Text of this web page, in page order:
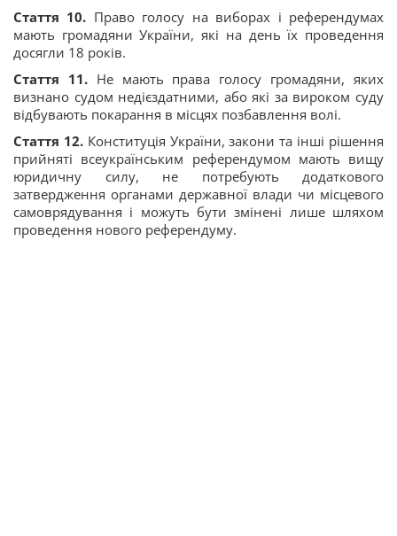
Стаття 10. Право голосу на виборах і референдумах
мають громадяни України, які на день їх проведення
досягли 18 років.
Стаття 11.Не мають права голосу громадяни, яких
визнано судом недієздатними, або які за вироком суду
відбувають покарання в місцях позбавлення волі.
Стаття 12.Конституція України, закони та інші рішення
прийняті всеукраїнським референдумом мають вищу
юридичну силу, не потребують додаткового
затвердження органами державної влади чи місцевого
самоврядування і можуть бути змінені лише шляхом
проведення нового референдуму.